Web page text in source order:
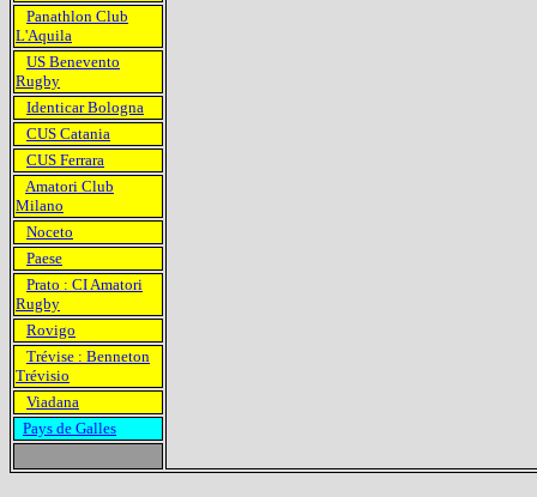
Panathlon Club
L'Aquila
US Benevento
Rugby
Identicar Bologna
CUS Catania
CUS Ferrara
Amatori Club
Milano
Noceto
Paese
Prato : CI Amatori
Rugby
Rovigo
Trévise : Benneton
Trévisio
Viadana
Pays de Galles